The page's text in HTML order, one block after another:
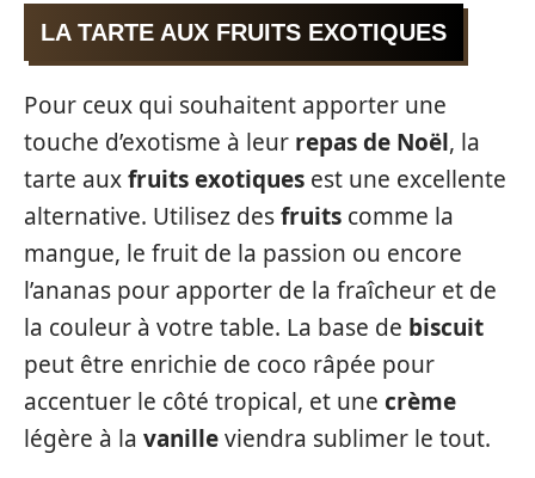
LA TARTE AUX FRUITS EXOTIQUES
Pour ceux qui souhaitent apporter une
touche d’exotisme à leur repas de Noël, la
tarte auxfruits exotiques est une excellente
alternative. Utilisez desfruits comme la
mangue, le fruit de la passion ou encore
l’ananas pour apporter de la fraîcheur et de
la couleur à votre table. La base de biscuit
peut être enrichie de coco râpée pour
accentuer le côté tropical, et une crème
légère à la vanilleviendra sublimer le tout.